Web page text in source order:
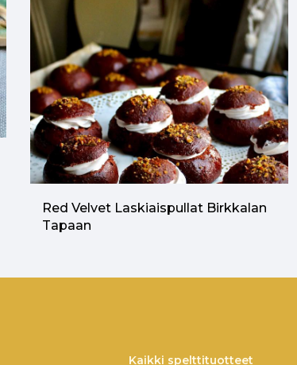
Red Velvet Laskiaispullat Birkkalan
Tapaan
Kaikki spelttituotteet